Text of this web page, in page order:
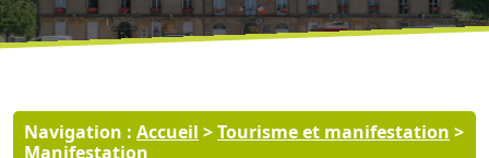
Navigation : Accueil >Tourisme et manifestation >
Manifestation